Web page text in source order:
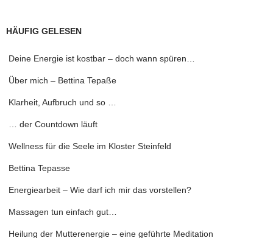
HÄUFIG GELESEN
Deine Energie ist kostbar – doch wann spüren…
Über mich – Bettina Tepaße
Klarheit, Aufbruch und so …
… der Countdown läuft
Wellness für die Seele im Kloster Steinfeld
Bettina Tepasse
Energiearbeit – Wie darf ich mir das vorstellen?
Massagen tun einfach gut…
Heilung der Mutterenergie – eine geführte Meditation